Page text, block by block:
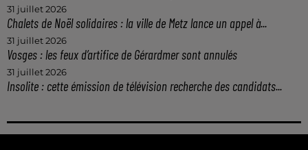
31 juillet 2026
Chalets de Noël solidaires : la ville de Metz lance un appel à...
31 juillet 2026
Vosges : les feux d’artifice de Gérardmer sont annulés
31 juillet 2026
Insolite : cette émission de télévision recherche des candidats...